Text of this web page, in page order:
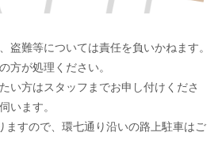
盗難等については責任を負いかねます。
方が処理ください。
い方はスタッフまでお申し付けくださ
います。
ますので、環七通り沿いの路上駐車はご